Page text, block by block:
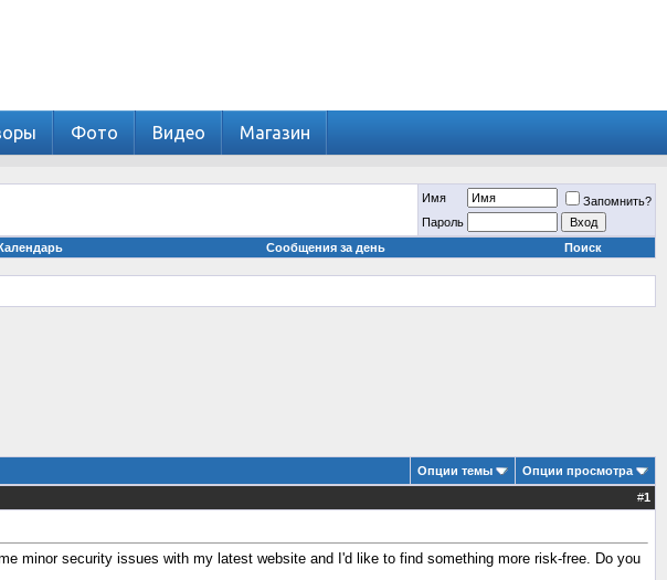
Фото Видео Магазин
Имя
Запомнить?
Пароль
Сообщения за день Поиск
Опции темы
Опции просмотра
#1
minor security issues with my latest website and I'd like to find something more risk-free. Do you